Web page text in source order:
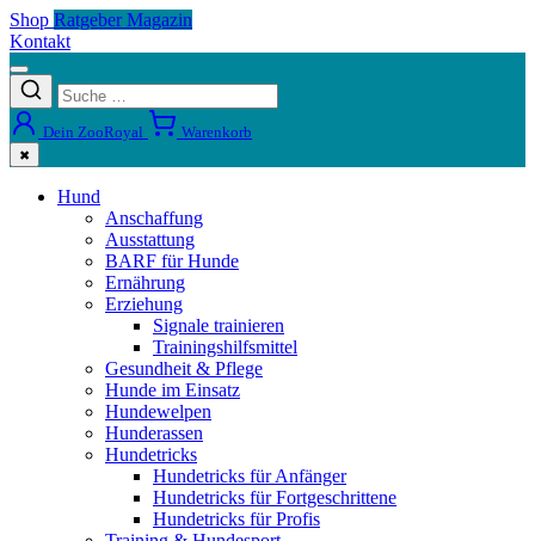
Shop Ratgeber Magazin
Kontakt
Dein ZooRoyal Warenkorb
✖
Hund
Anschaffung
Ausstattung
BARF für Hunde
Ernährung
Erziehung
Signale trainieren
Trainingshilfsmittel
Gesundheit & Pflege
Hunde im Einsatz
Hundewelpen
Hunderassen
Hundetricks
Hundetricks für Anfänger
Hundetricks für Fortgeschrittene
Hundetricks für Profis